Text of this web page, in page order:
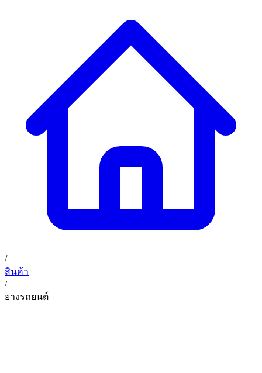
การรับประกันสินค้า
ข่าวสารและโปรโมชั่น
ติดต่อเรา
TH
02 393 3356
ก. เจริญยางยนต์ (บริษัท มิ้งค์ แอนด์ ซีน จำกัด) 2275 ถ.สุขุมวิท
(ระหว่างซอยสุขุมวิท 89/1 - 91) แขวงบางจาก เขตพระโขนง
กรุงเทพมหานคร 10260
ก. เจริญค็อกพิท
อุดมสุข 28 ถนนอุดมสุข แขวงบางนาเหนือ เขตบางนา
/
สินค้า
/
ยางรถยนต์